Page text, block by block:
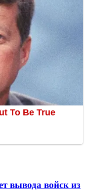
вывода войск из